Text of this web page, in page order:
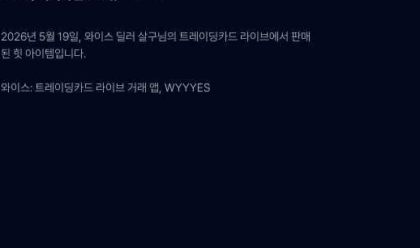
2026년 5월 19일, 와이스 딜러 살구님의 트레이딩카드 라이브에서 판매
된 힛 아이템입니다.
와이스: 트레이딩카드 라이브 거래 앱, WYYYES